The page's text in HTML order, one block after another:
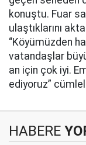
konuştu. Fuar
ulaştıklarını
“Köyümüzden
vatandaşlar
an için çok iyi.
ediyoruz”
HABERE